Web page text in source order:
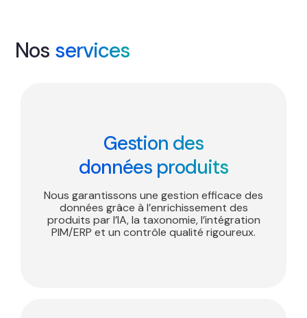
Nos services
Gestion des
données produits
Nous garantissons une gestion efficace des
données grâce à l’enrichissement des
produits par l’IA, la taxonomie, l’intégration
PIM/ERP et un contrôle qualité rigoureux.